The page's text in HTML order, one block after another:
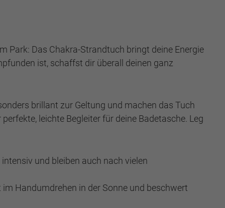
Park: Das Chakra-Strandtuch bringt deine Energie
ist, schaffst dir überall deinen ganz
brillant zur Geltung und machen das Tuch
leichte Begleiter für deine Badetasche. Leg
und bleiben auch nach vielen
Handumdrehen in der Sonne und beschwert